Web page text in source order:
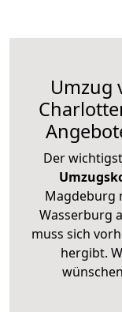
Umzug
Der
Magdeburg
Wasserburg
muss sich
hergibt.